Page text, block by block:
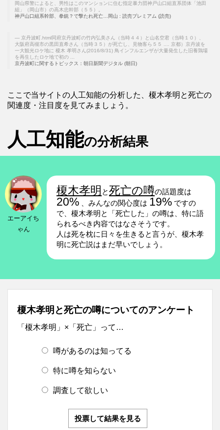
岡山県警によると、男性はこのマンションに住む指定暴力団神戸山口組直系団体「池田
組」（岡山市）の高木忠幹部（５５）。
神戸山口組系幹部、拳銃？で撃たれ死亡…岡山 : 読売プレミアム (読売)
京丹波町.html同府京丹波町の竹内弘美さん（当時４４）と山名空君（当時１０）、
大阪府高槻市の黒田直希さん（当時３５）が死亡し、見物客ら５５ .... 京都）京丹波を
一大観光ロケ地に 榎木 孝明さん(2016/8/31) 鳥インフルエンザが大量発生した旧養鶏場
を再生したロケ地で初の ...
京丹波町に関するトピックス：朝日新聞デジタル (朝日)
ここで当サイトの人工知能の分析した、榎木孝明と死亡の
関連度・注目度を見てみましょう。
人工知能の分析結果
エーアイち
ゃん
榎木孝明 と死亡の噂の話題度は
20% 、みんなの関心度は 19% ですの
で、榎木孝明と「死亡した」の噂は、特に語
られるべき内容ではなさそうです。
人は死を枕に日々を生きると言うが、榎木孝
明に死亡説はまだ早いでしょう。
榎木孝明と死亡の噂についてのアンケート
「榎木孝明」×「死亡」って…
噂があるのは知ってる
特に噂を知らない
調査して欲しい
投票して結果を見る